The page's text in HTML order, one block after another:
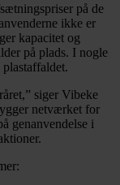
på de
ikke er
kapacitet og
på plads. I nogle
siger Vibeke
netværket for
genanvendelse i